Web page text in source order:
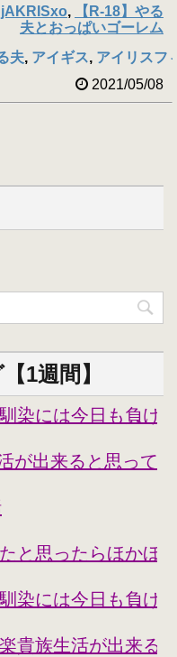
,
【R-18】やる
夫とおっぱいゴーレム
夫, アイギス, アイリスフ
2021/05/08
1週間】
染には今日も負け
が出来ると思って
と思ったらほかほ
染には今日も負け
楽貴族生活が出来